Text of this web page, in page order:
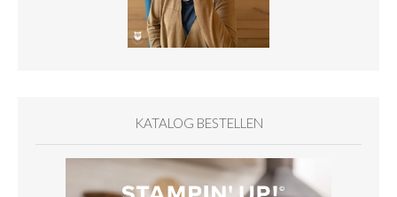
KATALOG BESTELLEN